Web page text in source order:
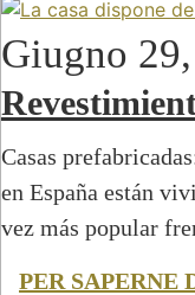
Giugno
Casas
en España están
vez más popular
PER SAPERNE